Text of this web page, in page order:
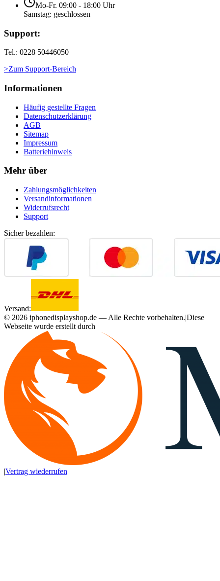
Mo-Fr. 09:00 - 18:00 Uhr
Samstag: geschlossen
Support:
Tel.: 0228 50446050
>Zum Support-Bereich
Informationen
Häufig gestellte Fragen
Datenschutzerklärung
AGB
Sitemap
Impressum
Batteriehinweis
Mehr über
Zahlungsmöglichkeiten
Versandinformationen
Widerrufsrecht
Support
Sicher bezahlen:
Versand:
© 2026 iphonedisplayshop.de — Alle Rechte vorbehalten.|Diese
Webseite wurde erstellt durch
|Vertrag wiederrufen